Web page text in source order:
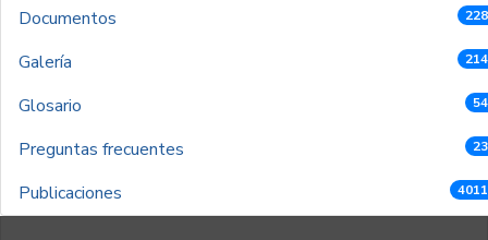
Documentos
Galería
Glosario
Preguntas frecuentes
Publicaciones